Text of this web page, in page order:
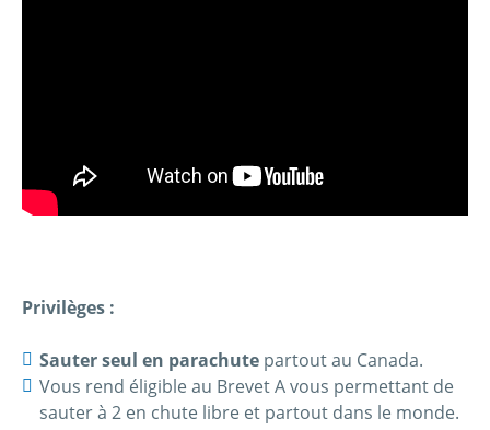
Privilèges :
Sauter seul en parachute partout au Canada.
Vous rend éligible au Brevet A vous permettant de
sauter à 2 en chute libre et partout dans le monde.